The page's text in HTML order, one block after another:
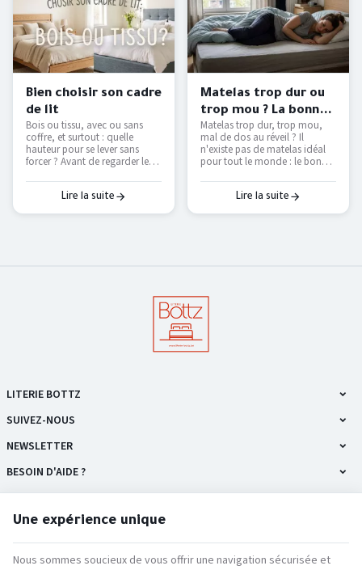
Bien choisir son cadre
de lit
Bois ou tissu, avec ou sans
coffre, et surtout : quelle
hauteur pour se lever sans
forcer ? Avant de regarder les
questions à se poser pour
choisir un cadre de lit qui dure
et qui vous facilite le
Lire la suite
Matelas trop dur ou
trop mou ? La bonne
fermeté selon votre
morphologie
Matelas trop dur, trop mou,
mal de dos au réveil ? Il
n'existe pas de matelas idéal
pour tout le monde : le bon
sommeil et de votre
corpulence. On vous explique
comment trouver le vôtre — et
Lire la suite
SUIVEZ-NOUS
NEWSLETTER
LITERIE BOTTZ
BESOIN D'AIDE ?
NOS PRODUITS
INFORMATIONS
Une expérience unique
Nous sommes soucieux de vous offrir une navigation sécurisée et